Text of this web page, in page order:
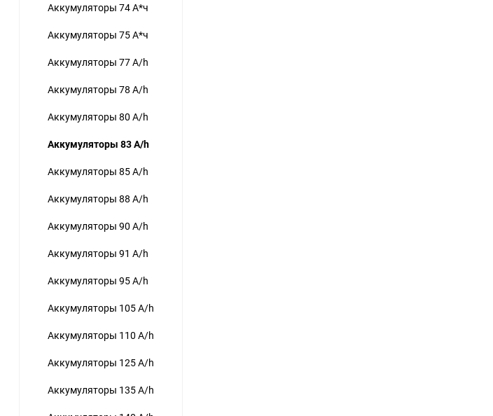
Аккумуляторы 74 А*ч
Аккумуляторы 75 А*ч
Аккумуляторы 77 A/h
Аккумуляторы 78 A/h
Аккумуляторы 80 A/h
Аккумуляторы 83 A/h
Аккумуляторы 85 A/h
Аккумуляторы 88 A/h
Аккумуляторы 90 A/h
Аккумуляторы 91 A/h
Аккумуляторы 95 A/h
Аккумуляторы 105 A/h
Аккумуляторы 110 A/h
Аккумуляторы 125 A/h
Аккумуляторы 135 A/h